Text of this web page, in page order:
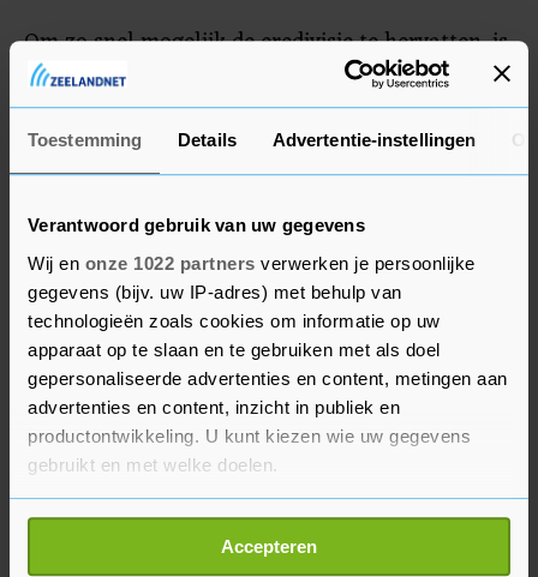
Toestemming Details Advertentie-instellingen
Verantwoord gebruik van uw gegevens
Wij en onze 1022 partners verwerken je persoonlijke
gegevens (bijv. uw IP-adres) met behulp van
technologieën zoals cookies om informatie op uw
apparaat op te slaan en te gebruiken met als doel
gepersonaliseerde advertenties en content, metingen aan
advertenties en content, inzicht in publiek en
productontwikkeling. U kunt kiezen wie uw gegevens
gebruikt en met welke doelen.
Als u het toestaat, willen we ook graag:
Informatie verzamelen over uw geografische
Accepteren
Om zo snel mogelijk de eredivisie te hervatten, is
de speelronde voor de Eredivisie Cup, die op 30
oktober stond gepland, verplaatst.